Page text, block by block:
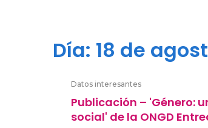
Día: 18 de
Datos interesantes
Publicación – 'Género:
social' de la ONGD